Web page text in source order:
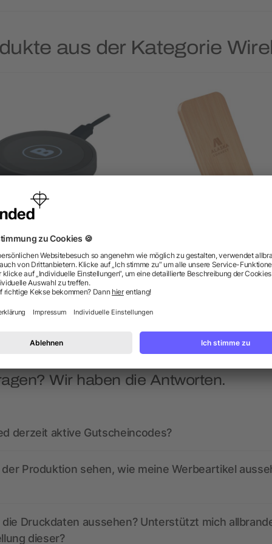
aus der Kategorie
Ladestation mit
Ladeanzeige
ab 1,62 €
wire & stand
5/5 (1)
Wir haben die Antworten.
derzeit aktive Gutscheincodes?
der Produktion sehen, wie meine Werbeartikel
Druckdaten aussehen? Unterstützt mich
dieser?